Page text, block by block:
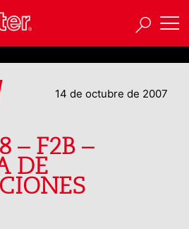
14 de octubre de 2007
– F2B –
DE